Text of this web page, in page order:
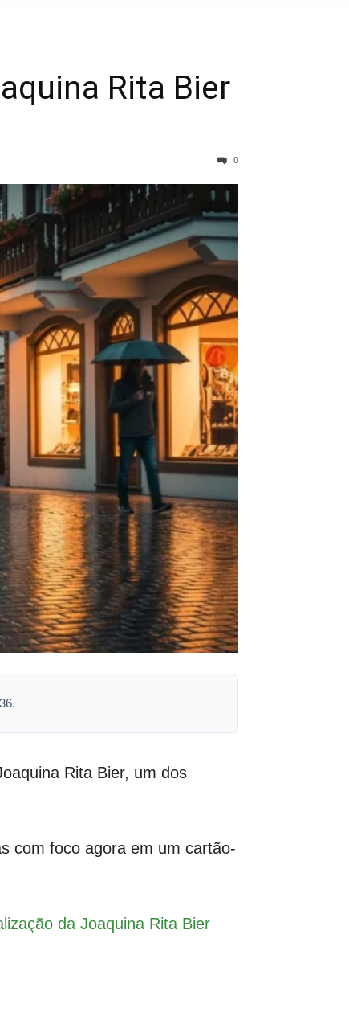
Rita Bier
0
Rita Bier, um dos
com foco agora em um cartão-
da Joaquina Rita Bier